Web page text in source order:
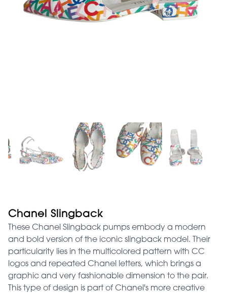
Chanel Slingback
These Chanel Slingback pumps embody a modern
and bold version of the iconic slingback model. Their
particularity lies in the multicolored pattern with CC
logos and repeated Chanel letters, which brings a
graphic and very fashionable dimension to the pair.
This type of design is part of Chanel's more creative